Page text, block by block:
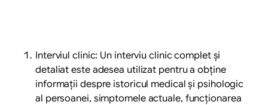
Interviul clinic: Un interviu clinic complet și
detaliat este adesea utilizat pentru a obține
informații despre istoricul medical și psihologic
al persoanei, simptomele actuale, funcționarea